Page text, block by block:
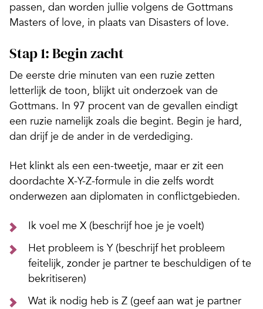
passen, dan worden jullie volgens de Gottmans
Masters of love, in plaats van Disasters of love.
Stap 1: Begin zacht
De eerste drie minuten van een ruzie zetten
letterlijk de toon, blijkt uit onderzoek van de
Gottmans. In 97 procent van de gevallen eindigt
een ruzie namelijk zoals die begint. Begin je hard,
dan drijf je de ander in de verdediging.
Het klinkt als een een-tweetje, maar er zit een
doordachte X-Y-Z-formule in die zelfs wordt
onderwezen aan diplomaten in conflictgebieden.
Ik voel me X (beschrijf hoe je je voelt)
Het probleem is Y (beschrijf het probleem
feitelijk, zonder je partner te beschuldigen of te
bekritiseren)
Wat ik nodig heb is Z (geef aan wat je partner